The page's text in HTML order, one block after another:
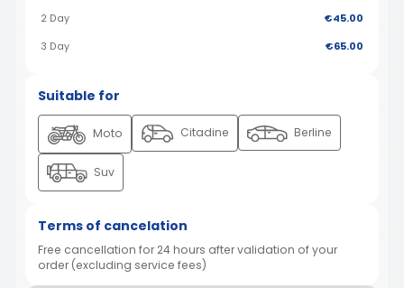
2 Day €45.00
3 Day €65.00
Suitable for
Moto Citadine Berline
Suv
Terms of cancelation
Free cancellation for 24 hours after validation of your
order (excluding service fees)